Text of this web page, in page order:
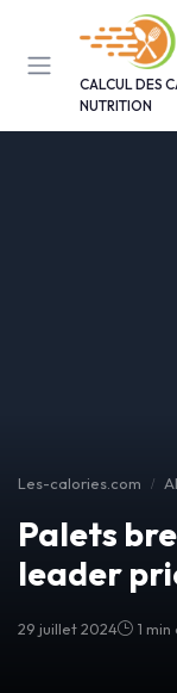
CALCUL DES
NUTRITION
Les-calories.com
Palets
leader
29 juillet 2024 1
Panneau de gestion